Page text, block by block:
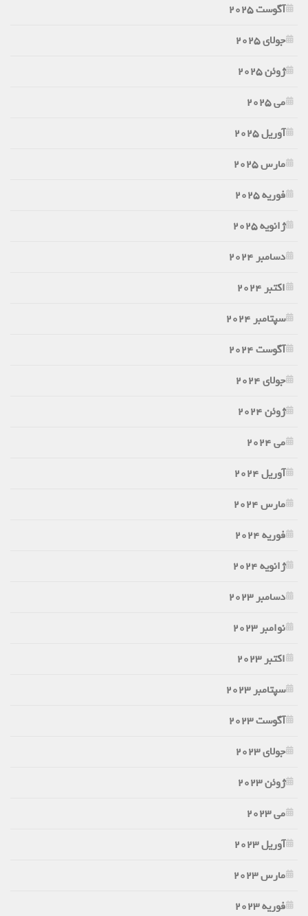
آگوست 2025
جولای 2025
ژوئن 2025
می 2025
آوریل 2025
مارس 2025
فوریه 2025
ژانویه 2025
دسامبر 2024
اکتبر 2024
سپتامبر 2024
آگوست 2024
جولای 2024
ژوئن 2024
می 2024
آوریل 2024
مارس 2024
فوریه 2024
ژانویه 2024
دسامبر 2023
نوامبر 2023
اکتبر 2023
سپتامبر 2023
آگوست 2023
جولای 2023
ژوئن 2023
می 2023
آوریل 2023
مارس 2023
فوریه 2023